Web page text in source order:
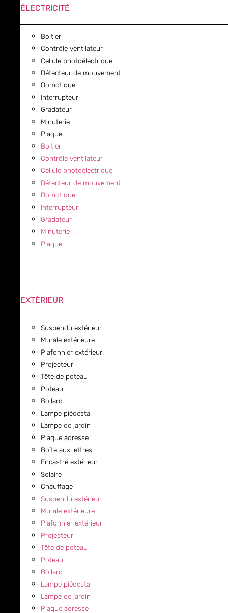
ÉLECTRICITÉ
Boitier
Contrôle ventilateur
Cellule photoélectrique
Détecteur de mouvement
Domotique
Interrupteur
Gradateur
Minuterie
Plaque
Boitier
Contrôle ventilateur
Cellule photoélectrique
Détecteur de mouvement
Domotique
Interrupteur
Gradateur
Minuterie
Plaque
EXTÉRIEUR
Suspendu extérieur
Murale extérieure
Plafonnier extérieur
Projecteur
Tête de poteau
Poteau
Bollard
Lampe piédestal
Lampe de jardin
Plaque adresse
Boîte aux lettres
Encastré extérieur
Solaire
Chauffage
Suspendu extérieur
Murale extérieure
Plafonnier extérieur
Projecteur
Tête de poteau
Poteau
Bollard
Lampe piédestal
Lampe de jardin
Plaque adresse